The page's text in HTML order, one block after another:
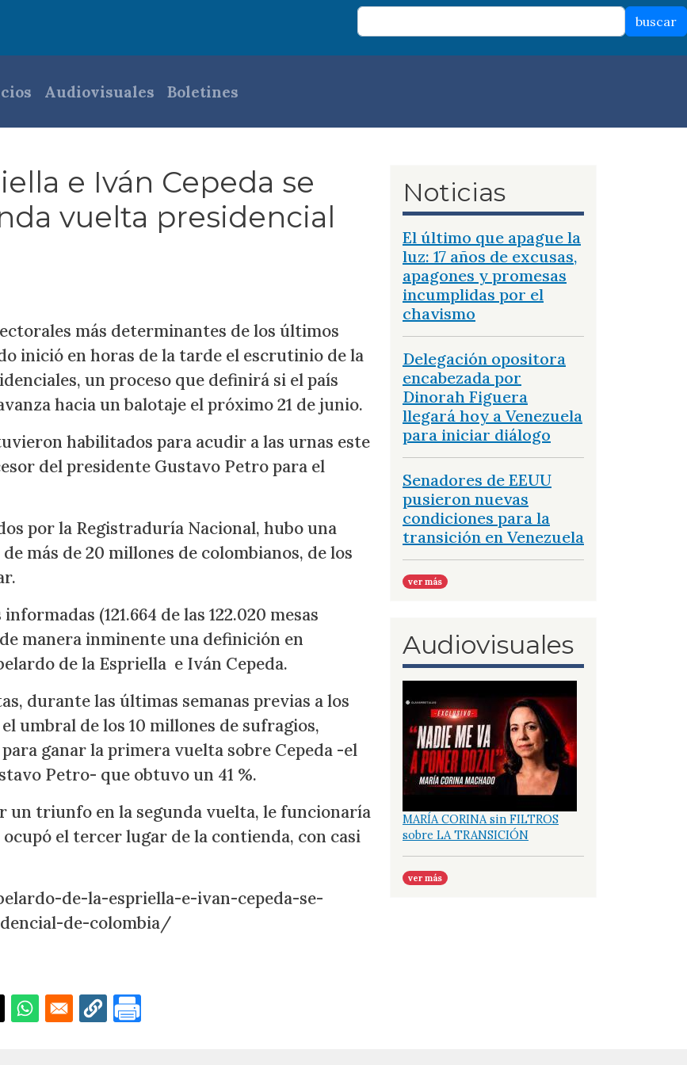
buscar
Audiovisuales Boletines
e Iván Cepeda se
vuelta presidencial
más determinantes de los últimos
inició en horas de la tarde el escrutinio de la
un proceso que definirá si el país
hacia un balotaje el próximo 21 de junio.
habilitados para acudir a las urnas este
del presidente Gustavo Petro para el
por la Registraduría Nacional, hubo una
más de 20 millones de colombianos, de los
(121.664 de las 122.020 mesas
manera inminente una definición en
de la Espriella e Iván Cepeda.
durante las últimas semanas previas a los
umbral de los 10 millones de sufragios,
ganar la primera vuelta sobre Cepeda -el
Petro- que obtuvo un 41 %.
un triunfo en la segunda vuelta, le funcionaría
el tercer lugar de la contienda, con casi
de-la-espriella-e-ivan-cepeda-se-
de-colombia/
Noticias
El último que apague la
luz: 17 años de excusas,
apagones y promesas
incumplidas por el
chavismo
Delegación opositora
encabezada por
Dinorah Figuera
llegará hoy a Venezuela
para iniciar diálogo
Senadores de EEUU
pusieron nuevas
condiciones para la
transición en Venezuela
ver más
Audiovisuales
MARÍA CORINA sin FILTROS
sobre LA TRANSICIÓN
ver más